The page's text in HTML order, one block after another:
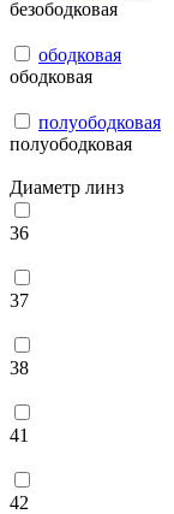
безободковая
ободковая
ободковая
полуободковая
полуободковая
Диаметр линз
36
37
38
41
42